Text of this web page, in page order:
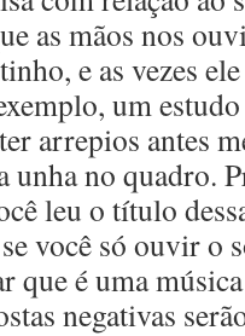
as mãos nos
e as vezes
um
arrepios antes
unha no quadro.
leu o título
você só ouvir o
que é uma
negativas